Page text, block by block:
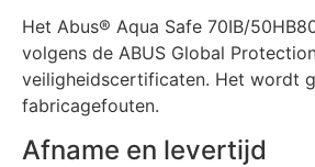
Het Abus® Aqua Safe 70IB/
volgens de ABUS Global
veiligheidscertificaten. Het wordt
fabricagefouten.
Afname en levertijd